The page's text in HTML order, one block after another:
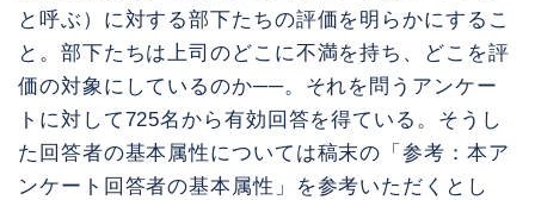
と呼ぶ）に対する部下たちの評価を明らかにするこ
と。部下たちは上司のどこに不満を持ち、どこを評
価の対象にしているのか──。それを問うアンケー
トに対して725名から有効回答を得ている。そうし
た回答者の基本属性については稿末の「参考：本ア
ンケート回答者の基本属性」を参考いただくとし